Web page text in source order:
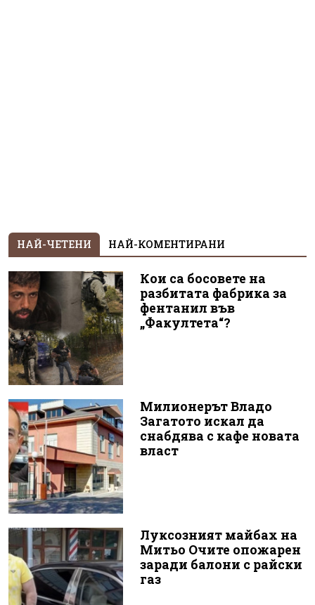
НАЙ-ЧЕТЕНИ НАЙ-КОМЕНТИРАНИ
Кои са босовете на
разбитата фабрика за
фентанил във
„Факултета“?
Милионерът Владо
Загатото искал да
снабдява с кафе новата
власт
Луксозният майбах на
Митьо Очите опожарен
заради балони с райски
газ